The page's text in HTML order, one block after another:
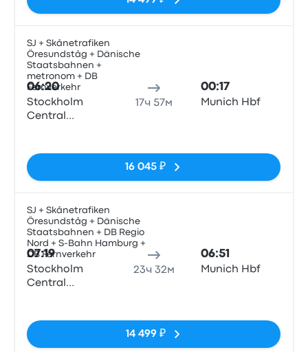
SJ + Skånetrafiken
Öresundståg + Dänische
Staatsbahnen +
metronom + DB
Fernverkehr
06:20
Stockholm
Central
17ч 57м
00:17
Munich Hbf
16 045 ₽
SJ + Skånetrafiken
Öresundståg + Dänische
Staatsbahnen + DB Regio
Nord + S-Bahn Hamburg +
DB Fernverkehr
07:19
Stockholm
Central
23ч 32м
06:51
Munich Hbf
14 499 ₽